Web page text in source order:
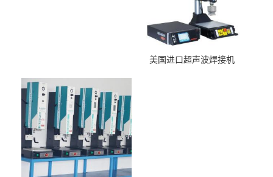
美国进口超声波焊接机